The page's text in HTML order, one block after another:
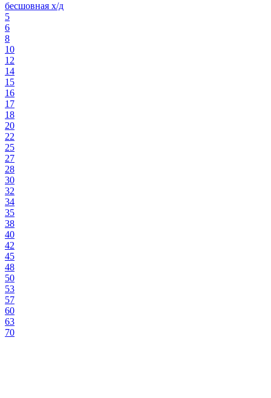
бесшовная х/д
5
6
8
10
12
14
15
16
17
18
20
22
25
27
28
30
32
34
35
38
40
42
45
48
50
53
57
60
63
70